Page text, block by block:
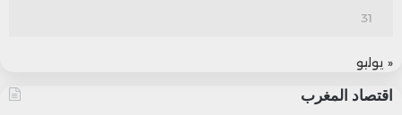
31
« يوليو
اقتصاد المغرب